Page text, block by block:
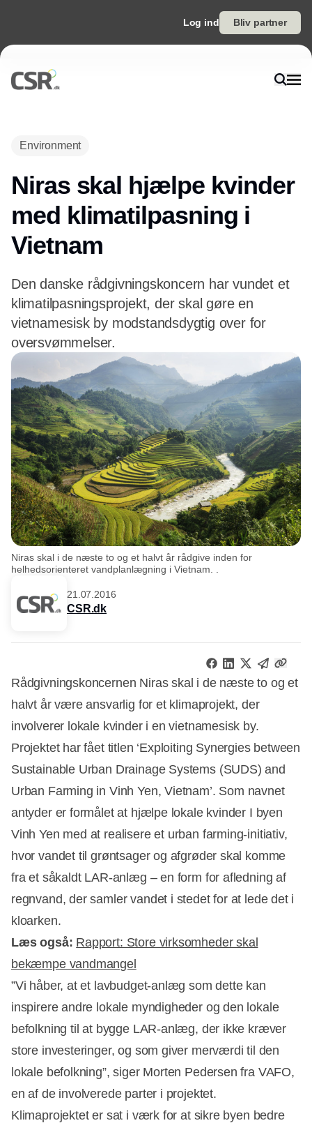
Log ind Bliv partner
Environment
Niras skal hjælpe kvinder
med klimatilpasning i
Vietnam
Den danske rådgivningskoncern har vundet et
klimatilpasningsprojekt, der skal gøre en
vietnamesisk by modstandsdygtig over for
oversvømmelser.
Niras skal i de næste to og et halvt år rådgive inden for
helhedsorienteret vandplanlægning i Vietnam. .
21.07.2016
CSR.dk
Rådgivningskoncernen Niras skal i de næste to og et
halvt år være ansvarlig for et klimaprojekt, der
involverer lokale kvinder i en vietnamesisk by.
Projektet har fået titlen ‘Exploiting Synergies between
Sustainable Urban Drainage Systems (SUDS) and
Urban Farming in Vinh Yen, Vietnam’. Som navnet
antyder er formålet at hjælpe lokale kvinder I byen
Vinh Yen med at realisere et urban farming-initiativ,
hvor vandet til grøntsager og afgrøder skal komme
fra et såkaldt LAR-anlæg – en form for afledning af
regnvand, der samler vandet i stedet for at lede det i
kloarken.
Læs også: Rapport: Store virksomheder skal
bekæmpe vandmangel
”Vi håber, at et lavbudget-anlæg som dette kan
inspirere andre lokale myndigheder og den lokale
befolkning til at bygge LAR-anlæg, der ikke kræver
store investeringer, og som giver merværdi til den
lokale befolkning”, siger Morten Pedersen fra VAFO,
en af de involverede parter i projektet.
Klimaprojektet er sat i værk for at sikre byen bedre